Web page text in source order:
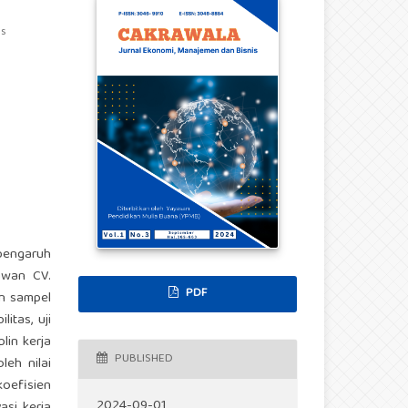
CV.
sampel
uji
kerja
nilai
PDF
PUBLISHED